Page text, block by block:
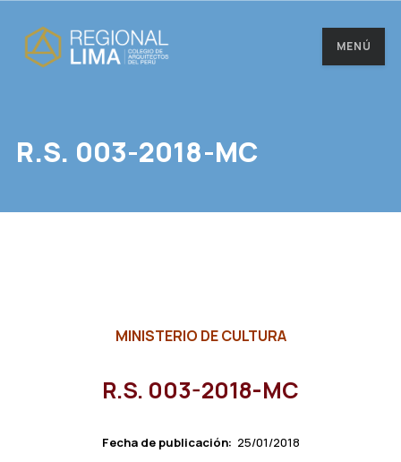
MENÚ
R.S. 003-2018-MC
MINISTERIO DE CULTURA
R.S. 003-2018-MC
Fecha de publicación: 25/01/2018